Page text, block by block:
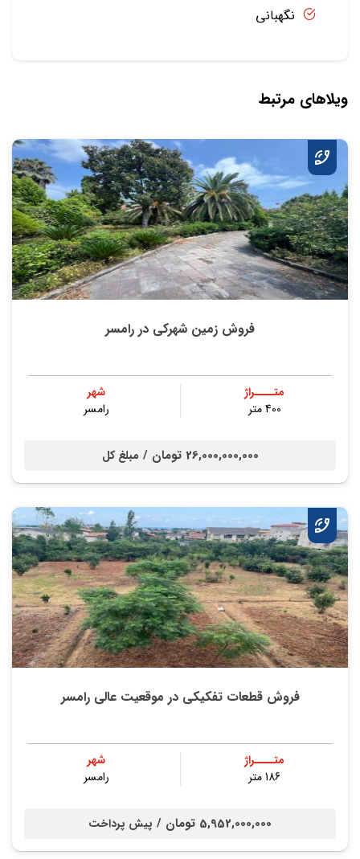
نگهبانی
ویلاهای مرتبط
فروش زمین شهرکی در رامسر
متــــراژ
400 متر
شهر
رامسر
26,000,000,000 تومان / مبلغ کل
فروش قطعات تفکیکی در موقعیت عالی رامسر
متــــراژ
186 متر
شهر
رامسر
5,952,000,000 تومان / پیش پرداخت